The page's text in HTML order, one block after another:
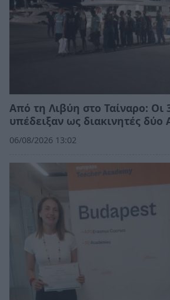
Από τη Λιβύη στο Ταίναρο: Οι
υπέδειξαν ως διακινητές δύο
06/08/2026 13:02